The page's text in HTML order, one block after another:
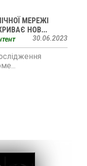
МЕРЕЖІ
НОВ...
30.06.2023